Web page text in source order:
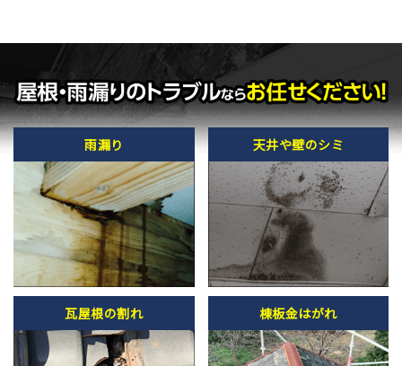
雨漏り 天井や壁のシミ
瓦屋根の割れ 棟板金はがれ